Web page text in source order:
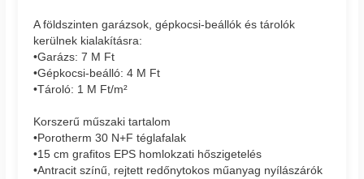
A földszinten garázsok, gépkocsi-beállók és tárolók
kerülnek kialakításra:
•Garázs: 7 M Ft
•Gépkocsi-beálló: 4 M Ft
•Tároló: 1 M Ft/m²
Korszerű műszaki tartalom
•Porotherm 30 N+F téglafalak
•15 cm grafitos EPS homlokzati hőszigetelés
•Antracit színű, rejtett redőnytokos műanyag nyílászárók